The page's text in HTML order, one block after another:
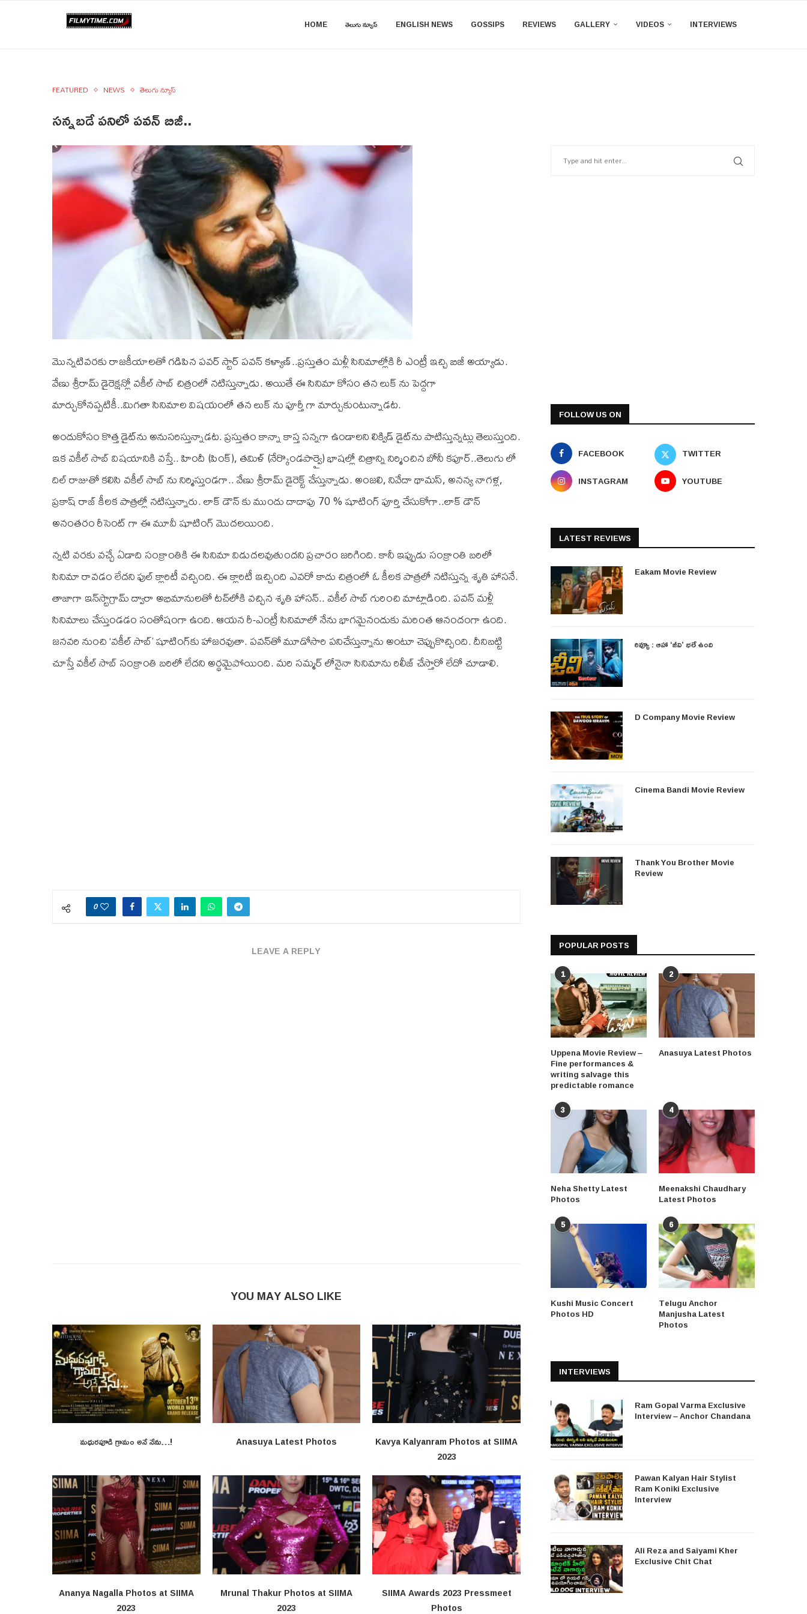
HOME తెలుగు న్యూస్ ENGLISH NEWS GOSSIPS REVIEWS GALLERY VIDEOS INTERVIEWS
FEATURED NEWS తెలుగు న్యూస్
సన్నబడే పనిలో పవన్ బిజీ..
మొన్నటివరకు రాజకీయాలతో గడిపిన పవర్ స్టార్ పవన్ కళ్యాణ్..ప్రస్తుతం మళ్లీ సినిమాల్లోకి రీ ఎంట్రీ ఇచ్చి బిజీ అయ్యాడు.
వేణు శ్రీరామ్ డైరెక్షన్లో వకీల్ సాబ్ చిత్రంలో నటిస్తున్నాడు. అయితే ఈ సినిమా కోసం తన లుక్ ను పెద్దగా
మార్చుకోనప్పటికీ..మిగతా సినిమాల విషయంలో తన లుక్ ను పూర్తీ గా మార్చుకుంటున్నాడట.
అందుకోసం కొత్త డైట్‌ను అనుసరిస్తున్నాడట. ప్రస్తుతం కాన్నా కాస్త సన్నగా ఉండాలని లిక్విడ్ డైట్‌ను పాటిస్తున్నట్లు తెలుస్తుంది.
ఇక వకీల్ సాబ్ విషయానికి వస్తే.. హిందీ (పింక్), తమిళ్ (నేర్కొండపార్వై) భాషల్లో చిత్రాన్ని నిర్మించిన బోనీ కపూర్..తెలుగు లో
దిల్ రాజుతో కలిసి వకీల్ సాబ్ ను నిర్మిస్తుండగా.. వేణు శ్రీరామ్ డైరెక్ట్ చేస్తున్నాడు. అంజలి, నివేదా థామస్, అనన్య నాగళ్ల,
ప్రకాష్ రాజ్ కీలక పాత్రల్లో నటిస్తున్నారు. లాక్ డౌన్ కు ముందు దాదాపు 70 % షూటింగ్ పూర్తి చేసుకోగా..లాక్ డౌన్
అనంతరం రీసెంట్ గా ఈ మూవీ షూటింగ్ మొదలయింది.
న్నటి వరకు వచ్చే ఏడాది సంక్రాంతికి ఈ సినిమా విడుదలవుతుందని ప్రచారం జరిగింది. కానీ ఇప్పుడు సంక్రాంతి బరిలో
సినిమా రావడం లేదని ఫుల్ క్లారిటీ వచ్చింది. ఈ క్లారిటీ ఇచ్చింది ఎవరో కాదు చిత్రంలో ఓ కీలక పాత్రలో నటిస్తున్న శృతి హాసనే.
తాజాగా ఇన్‌స్టాగ్రామ్ ద్వారా అభిమానులతో టచ్‌లోకి వచ్చిన శృతి హాసన్.. వకీల్ సాబ్ గురించి మాట్లాడింది. పవన్ మళ్లీ
సినిమాలు చేస్తుండడం సంతోషంగా ఉంది. ఆయన రీ-ఎంట్రీ సినిమాలో నేను భాగమైనందుకు మరింత ఆనందంగా ఉంది.
జనవరి నుంచి ‘వకీల్ సాబ్’ షూటింగ్‌కు హాజరవుతా. పవన్‌తో మూడోసారి పనిచేస్తున్నాను అంటూ చెప్పుకొచ్చింది. దీనిబట్టి
చూస్తే వకీల్ సాబ్ సంక్రాంతి బరిలో లేదని అర్థమైపోయింది. మరి సమ్మర్ లోనైనా సినిమాను రిలీజ్ చేస్తారో లేదో చూడాలి.
0
LEAVE A REPLY
YOU MAY ALSO LIKE
మధురపూడి గ్రామం అనే నేను…! Anasuya Latest Photos
Kavya Kalyanram Photos at SIIMA
2023
Ananya Nagalla Photos at SIIMA
2023
Mrunal Thakur Photos at SIIMA
2023
SIIMA Awards 2023 Pressmeet
Photos
FOLLOW US ON
FACEBOOK
TWITTER
INSTAGRAM
YOUTUBE
LATEST REVIEWS
Eakam Movie Review
రివ్యూ : ఆహా ‘జీవి’ భలే ఉంది
D Company Movie Review
Cinema Bandi Movie Review
Thank You Brother Movie
Review
POPULAR POSTS
1
Uppena Movie Review –
Fine performances &
writing salvage this
predictable romance
2
Anasuya Latest Photos
3
Neha Shetty Latest
Photos
4
Meenakshi Chaudhary
Latest Photos
5
Kushi Music Concert
Photos HD
6
Telugu Anchor
Manjusha Latest
Photos
INTERVIEWS
Ram Gopal Varma Exclusive
Interview – Anchor Chandana
Pawan Kalyan Hair Stylist
Ram Koniki Exclusive
Interview
Ali Reza and Saiyami Kher
Exclusive Chit Chat